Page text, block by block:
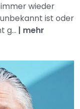
wieder
ist oder
g... | mehr